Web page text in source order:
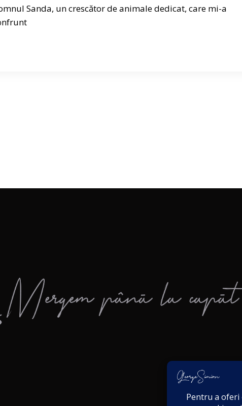
Sanda, un crescător de animale dedicat, care mi-a